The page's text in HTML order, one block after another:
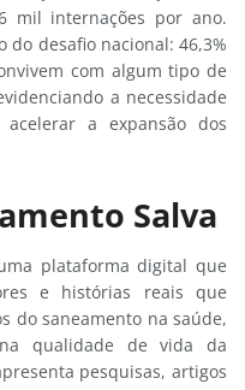
mil internações por ano.
desafio nacional: 46,3%
com algum tipo de
a necessidade
a expansão dos
Salva
plataforma digital que
e histórias reais que
do saneamento na saúde,
qualidade de vida da
pesquisas, artigos